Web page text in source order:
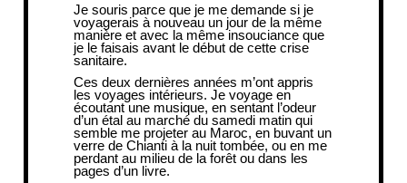
Je souris parce que je me demande si je
voyagerais à nouveau un jour de la même
manière et avec la même insouciance que
je le faisais avant le début de cette crise
sanitaire.
Ces deux dernières années m’ont appris
les voyages intérieurs. Je voyage en
écoutant une musique, en sentant l’odeur
d’un étal au marché du samedi matin qui
semble me projeter au Maroc, en buvant un
verre de Chianti à la nuit tombée, ou en me
perdant au milieu de la forêt ou dans les
pages d’un livre.